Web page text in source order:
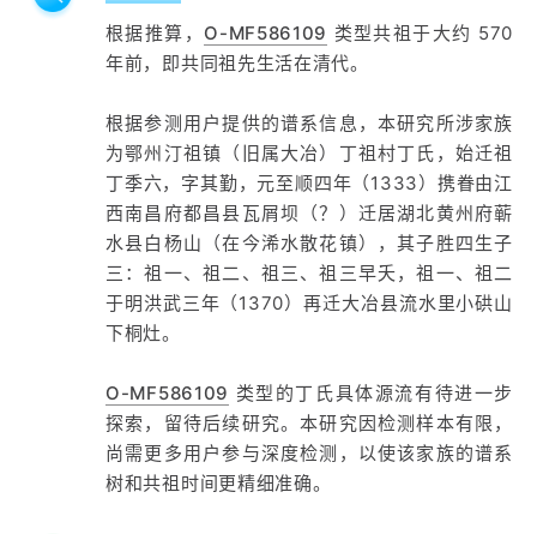
根据推算， O-MF586109 类型共祖于大约 570
年前，即共同祖先生活在清代。
根据参测用户提供的谱系信息，本研究所涉家族
为鄂州汀祖镇（旧属大冶）丁祖村丁氏，始迁祖
丁季六，字其勤，元至顺四年（1333）携眷由江
西南昌府都昌县瓦屑坝（？）迁居湖北黄州府蕲
水县白杨山（在今浠水散花镇），其子胜四生子
三：祖一、祖二、祖三、祖三早夭，祖一、祖二
于明洪武三年（1370）再迁大冶县流水里小硔山
下桐灶。
O-MF586109 类型的丁氏具体源流有待进一步
探索，留待后续研究。本研究因检测样本有限，
尚需更多用户参与深度检测，以使该家族的谱系
树和共祖时间更精细准确。